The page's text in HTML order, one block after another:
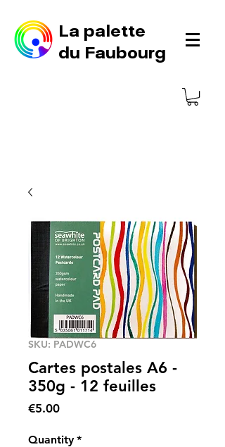
La palette
du Faubourg
SKU: PADWC6
Cartes postales A6 -
350g - 12 feuilles
€5.00Price
Quantity *